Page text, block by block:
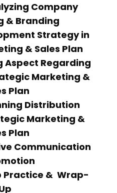
Company
& Branding
Strategy in
& Sales Plan
Aspect Regarding
Marketing &
Plan
Distribution
Marketing &
Plan
Communication
Practice & Wrap-